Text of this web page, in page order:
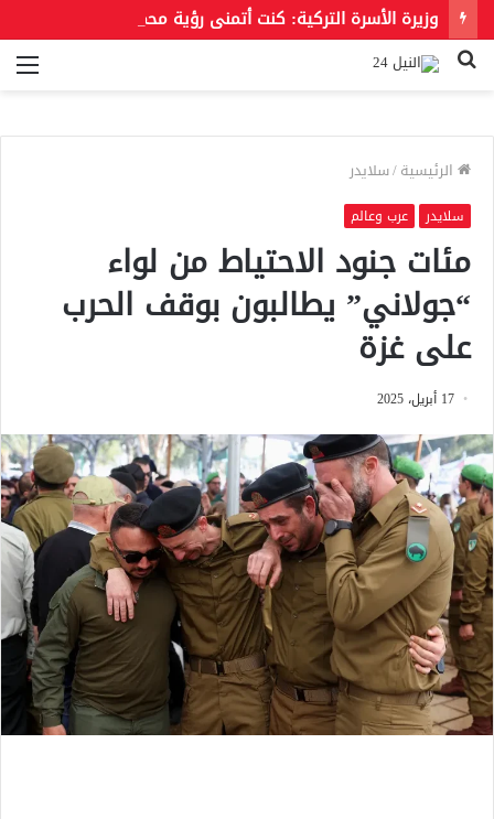
بحث
الرئيسية/سلايدر
سلايدر عرب وعالم
مئات جنود الاحتياط من لواء
“جولاني” يطالبون بوقف الحرب
على غزة
17 أبريل، 2025